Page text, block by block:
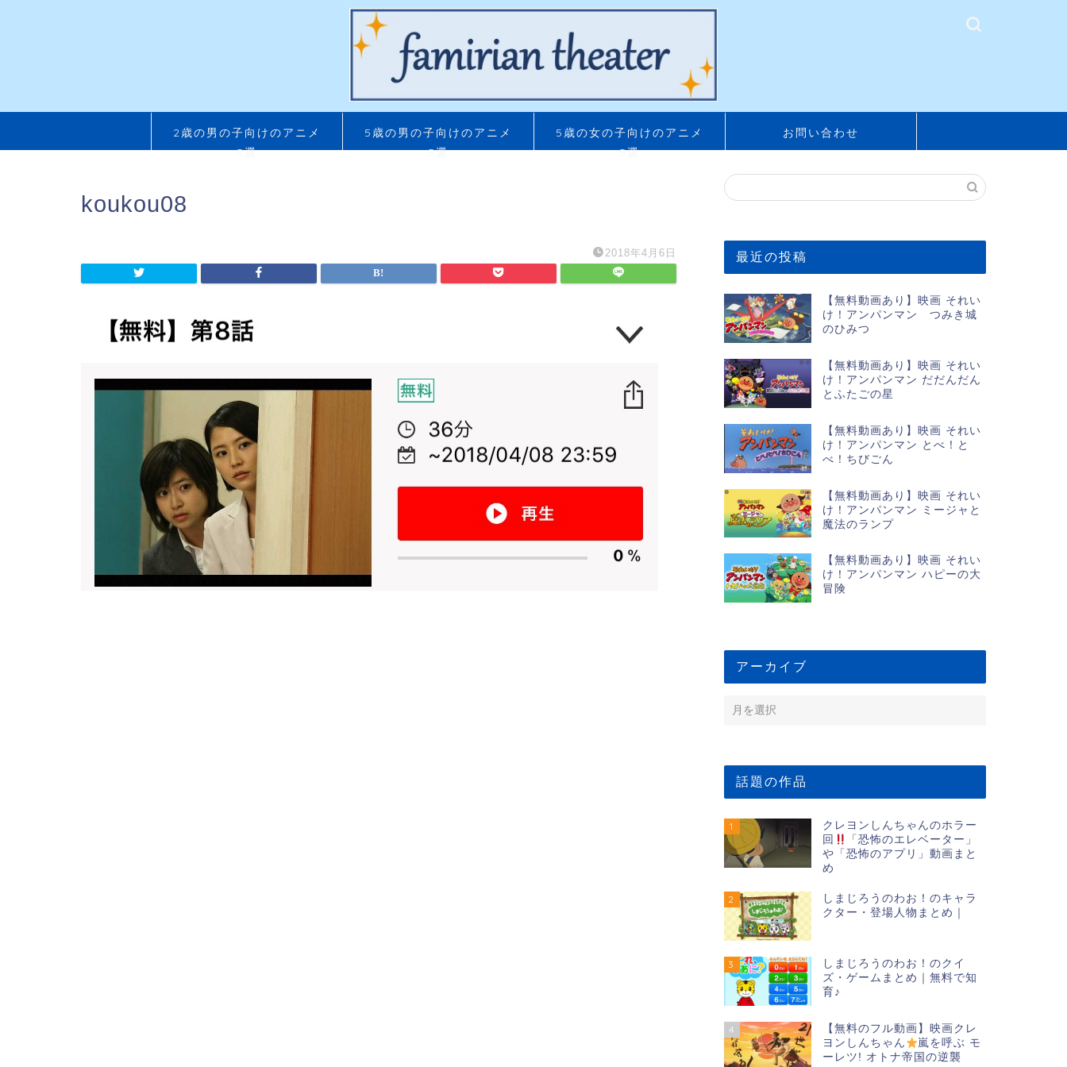
2歳の男の子向けのアニメ
5選
5歳の男の子向けのアニメ
5選
5歳の女の子向けのアニメ
5選
お問い合わせ
koukou08
2018年4月6日 最近の投稿
【無料動画あり】映画 それい
け！アンパンマン つみき城
のひみつ
【無料動画あり】映画 それい
け！アンパンマン だだんだん
とふたごの星
【無料動画あり】映画 それい
け！アンパンマン とべ！と
べ！ちびごん
【無料動画あり】映画 それい
け！アンパンマン ミージャと
魔法のランプ
【無料動画あり】映画 それい
け！アンパンマン ハピーの大
冒険
アーカイブ
話題の作品
1
クレヨンしんちゃんのホラー
回
「恐怖のエレベーター」
や「恐怖のアプリ」動画まと
め
2
しまじろうのわお！のキャラ
クター・登場人物まとめ｜
3
しまじろうのわお！のクイ
ズ・ゲームまとめ｜無料で知
育♪
4
【無料のフル動画】映画クレ
ヨンしんちゃん
嵐を呼ぶ モ
ーレツ! オトナ帝国の逆襲